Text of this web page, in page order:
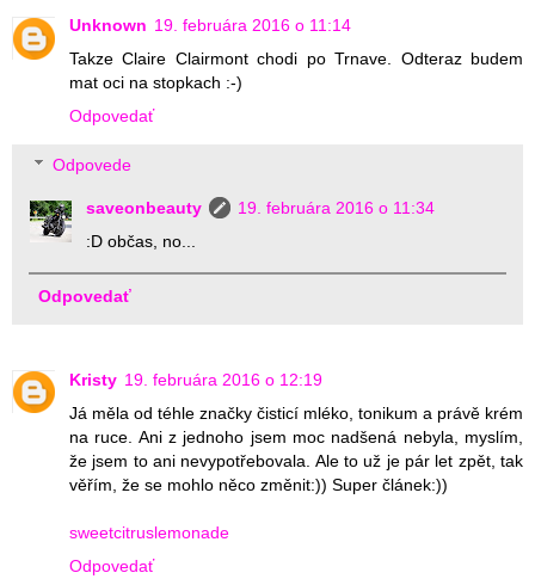
Unknown 19. februára 2016 o 11:14
Takze Claire Clairmont chodi po Trnave. Odteraz budem
mat oci na stopkach :-)
Odpovedať
Odpovede
saveonbeauty
19. februára 2016 o 11:34
:D občas, no...
Odpovedať
Kristy 19. februára 2016 o 12:19
Já měla od téhle značky čisticí mléko, tonikum a právě krém
na ruce. Ani z jednoho jsem moc nadšená nebyla, myslím,
že jsem to ani nevypotřebovala. Ale to už je pár let zpět, tak
věřím, že se mohlo něco změnit:)) Super článek:))
sweetcitruslemonade
Odpovedať